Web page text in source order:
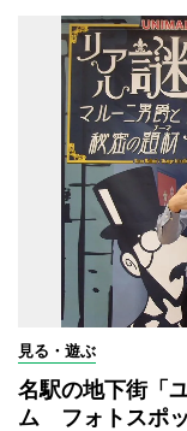
見る・遊ぶ
名駅の地下街「
ム フォトスポ